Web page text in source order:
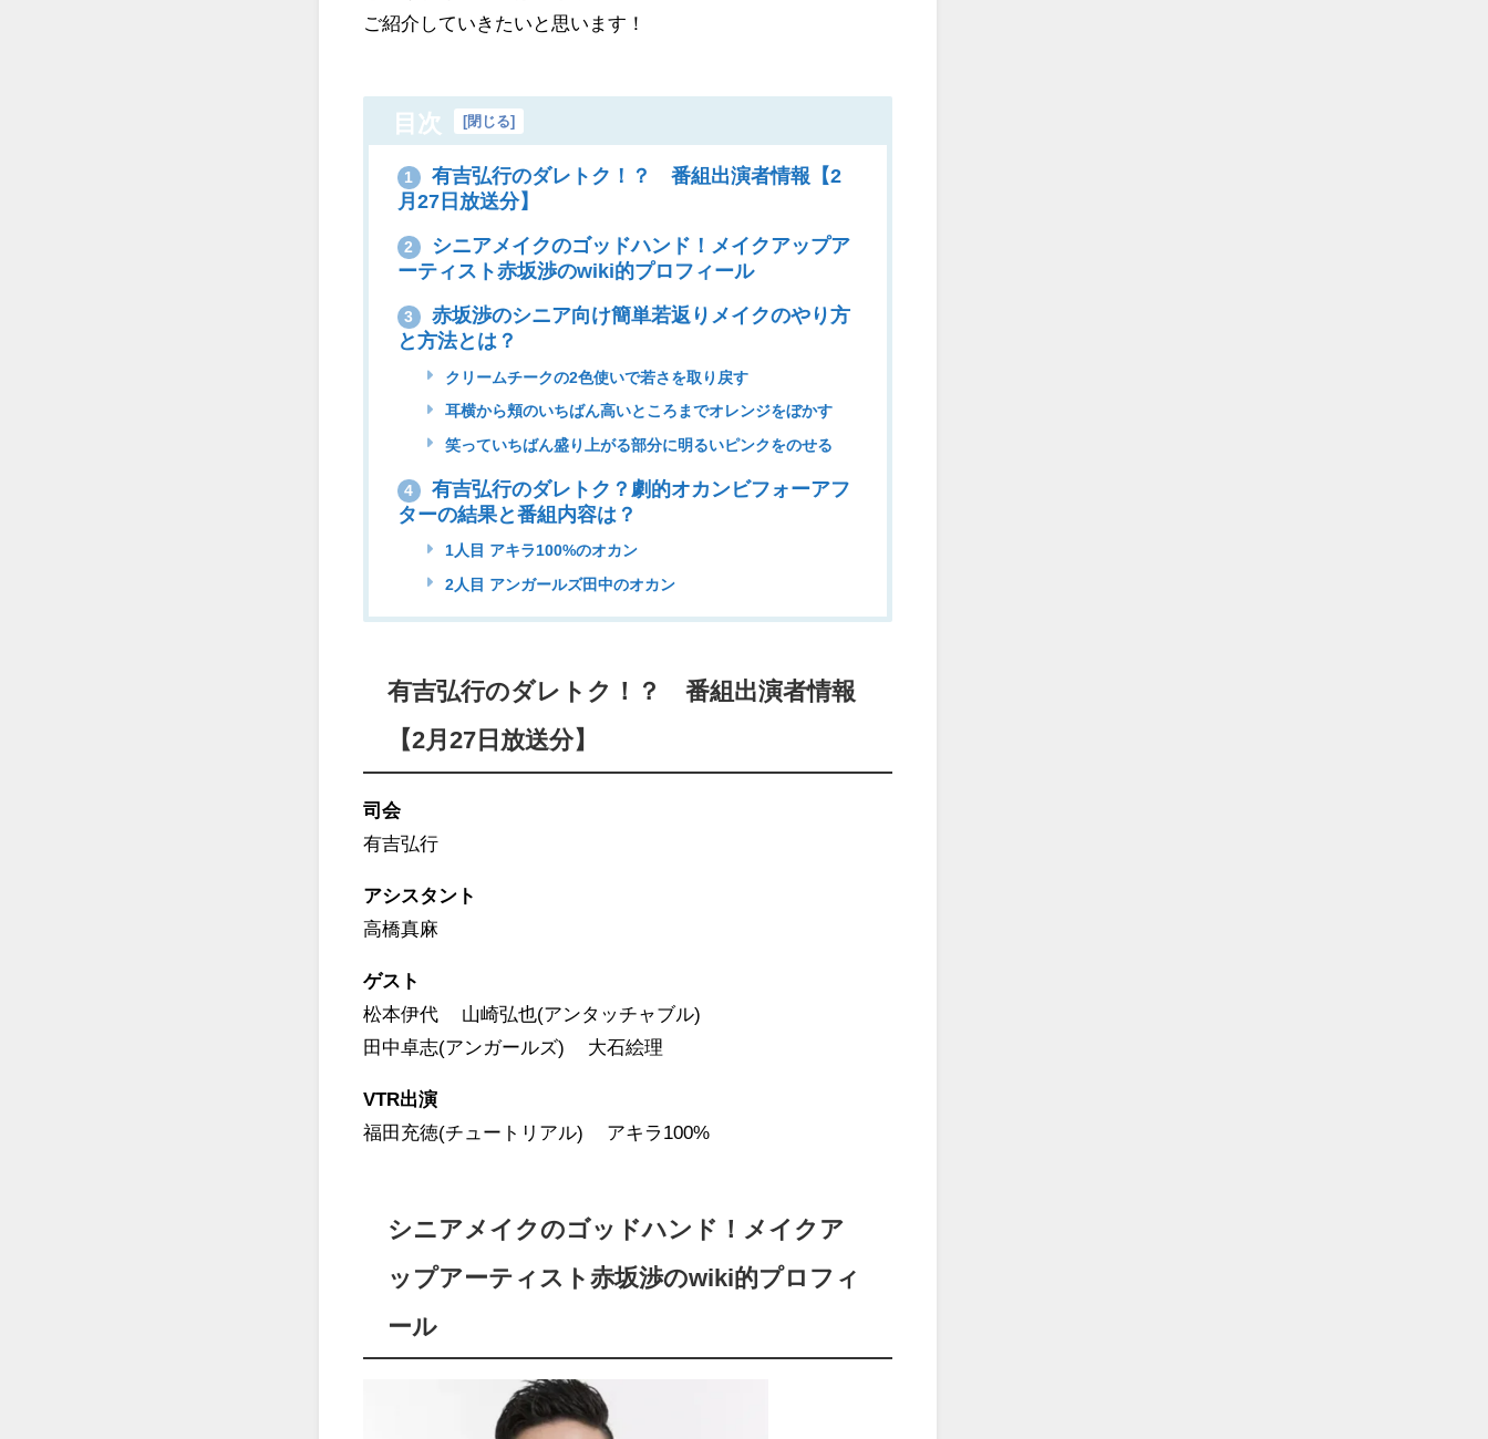
ご紹介していきたいと思います！
目次 [閉じる]
1
有吉弘行のダレトク！？ 番組出演者情報【2
月27日放送分】
2
シニアメイクのゴッドハンド！メイクアップア
ーティスト赤坂渉のwiki的プロフィール
3
赤坂渉のシニア向け簡単若返りメイクのやり方
と方法とは？
クリームチークの2色使いで若さを取り戻す
耳横から頬のいちばん高いところまでオレンジをぼかす
笑っていちばん盛り上がる部分に明るいピンクをのせる
4
有吉弘行のダレトク？劇的オカンビフォーアフ
ターの結果と番組内容は？
1人目 アキラ100%のオカン
2人目 アンガールズ田中のオカン
有吉弘行のダレトク！？ 番組出演者情報
【2月27日放送分】
司会
有吉弘行
アシスタント
高橋真麻
ゲスト
松本伊代 山崎弘也(アンタッチャブル)
田中卓志(アンガールズ) 大石絵理
VTR出演
福田充徳(チュートリアル) アキラ100%
シニアメイクのゴッドハンド！メイクア
ップアーティスト赤坂渉のwiki的プロフィ
ール